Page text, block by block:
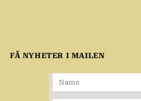
FÅ NYHETER I MAILEN